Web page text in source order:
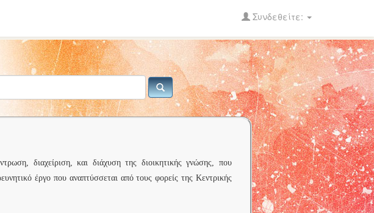
Συνδεθείτε:
διαχείριση, και διάχυση της διοικητικής γνώσης, που
έργο που αναπτύσσεται από τους φορείς της Κεντρικής